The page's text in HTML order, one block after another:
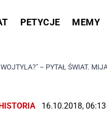
PETYCJE MEMY
– PYTAŁ ŚWIAT.
16.10.2018, 06:13